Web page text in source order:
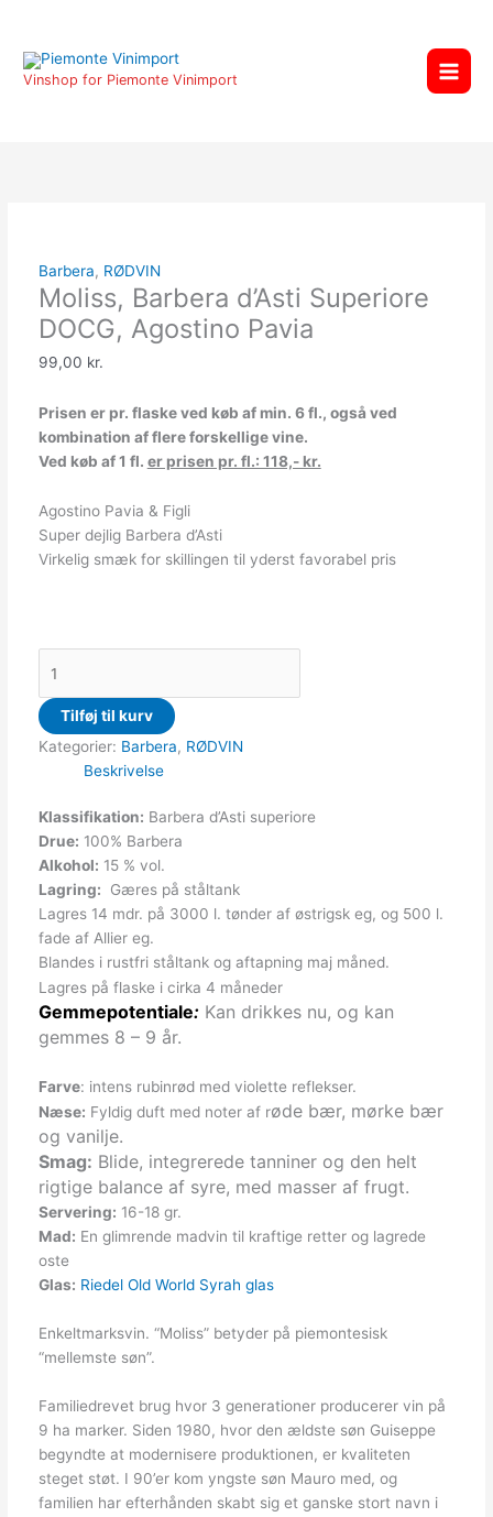
indholdet
Vinshop for Piemonte Vinimport
Barbera, RØDVIN
Moliss, Barbera d’Asti Superiore
DOCG, Agostino Pavia
99,00 kr.
Prisen er pr. flaske ved køb af min. 6 fl., også ved
kombination af flere forskellige vine.
Ved køb af 1 fl. er prisen pr. fl.: 118,- kr.
Agostino Pavia & Figli
Super dejlig Barbera d’Asti
Virkelig smæk for skillingen til yderst favorabel pris
d'Asti
Superiore
Tilføj til kurv
Kategorier: Barbera, RØDVIN
Beskrivelse
Klassifikation: Barbera d’Asti superiore
Drue: 100% Barbera
Alkohol: 15 % vol.
Lagring: Gæres på ståltank
Lagres 14 mdr. på 3000 l. tønder af østrigsk eg, og 500 l.
fade af Allier eg.
Blandes i rustfri ståltank og aftapning maj måned.
Lagres på flaske i cirka 4 måneder
Gemmepotentiale:Kan drikkes nu, og kan
gemmes 8 – 9 år.
Farve: intens rubinrød med violette reflekser.
Næse: Fyldig duft med noter af røde bær, mørke bær
og vanilje.
Smag: Blide, integrerede tanniner og den helt
rigtige balance af syre, med masser af frugt.
Servering: 16-18 gr.
Mad: En glimrende madvin til kraftige retter og lagrede
oste
Glas: Riedel Old World Syrah glas
Enkeltmarksvin. “Moliss” betyder på piemontesisk
“mellemste søn”.
Familiedrevet brug hvor 3 generationer producerer vin på
9 ha marker. Siden 1980, hvor den ældste søn Guiseppe
begyndte at modernisere produktionen, er kvaliteten
steget støt. I 90’er kom yngste søn Mauro med, og
familien har efterhånden skabt sig et ganske stort navn i